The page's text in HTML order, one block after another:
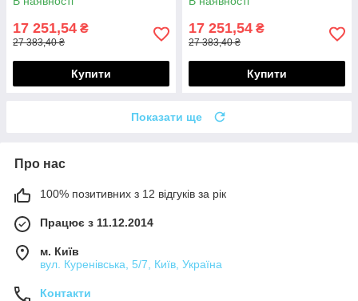
17 251,54 ₴
27 383,40 ₴
Купити
17 251,54 ₴
27 383,40 ₴
Купити
Показати ще
Про нас
100% позитивних з 12 відгуків за рік
Працює з 11.12.2014
м. Київ
вул. Куренівська, 5/7, Київ, Україна
Контакти